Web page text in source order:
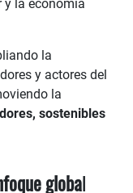
y la economía
la
y actores del
la
sostenibles
global